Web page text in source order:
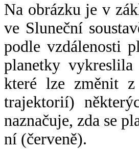
Na obrázku je v
ve Sluneční
podle vzdálenosti
planetky
které lze změnit
trajektorií)
naznačuje, zda se
ní (červeně).